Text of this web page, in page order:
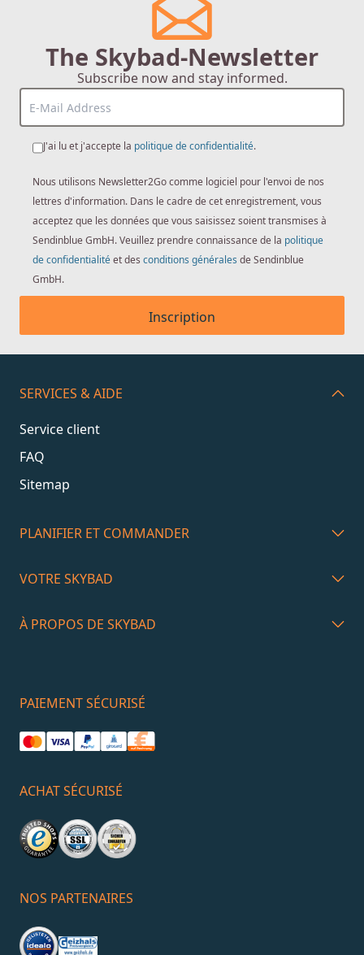
The Skybad-Newsletter
Subscribe now and stay informed.
J'ai lu et j'accepte la politique de confidentialité.
Nous utilisons Newsletter2Go comme logiciel pour l'envoi de nos
lettres d'information. Dans le cadre de cet enregistrement, vous
acceptez que les données que vous saisissez soient transmises à
Sendinblue GmbH. Veuillez prendre connaissance de la politique
de confidentialitéet des conditions générales de Sendinblue
GmbH.
Inscription
SERVICES & AIDE
Service client
FAQ
Sitemap
PLANIFIER ET COMMANDER
VOTRE SKYBAD
À PROPOS DE SKYBAD
PAIEMENT SÉCURISÉ
ACHAT SÉCURISÉ
NOS PARTENAIRES